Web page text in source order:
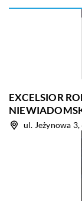
EXCELSIOR
ul. Jeżynowa